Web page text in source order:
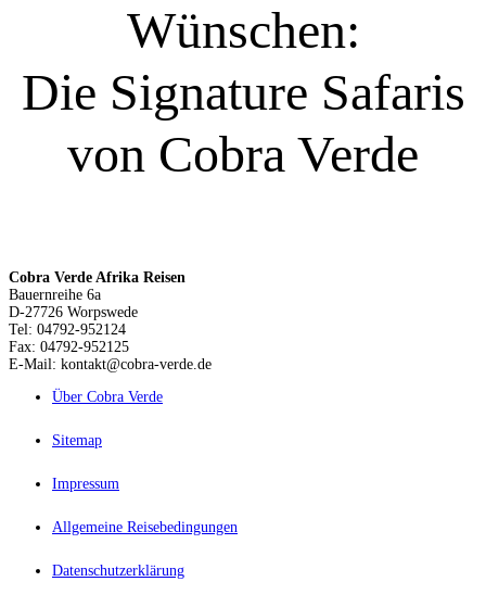
Wünschen:
Die Signature Safaris
von Cobra Verde
Cobra Verde Afrika Reisen
Bauernreihe 6a
D-27726 Worpswede
Tel: 04792-952124
Fax: 04792-952125
E-Mail: kontakt@cobra-verde.de
Über Cobra Verde
Sitemap
Impressum
Allgemeine Reisebedingungen
Datenschutzerklärung